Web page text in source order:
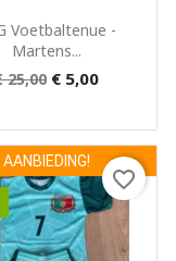
Snel bekijken
Voetbaltenue -
Martens...
25,00 € 5,00
AANBIEDING!
favorite_border